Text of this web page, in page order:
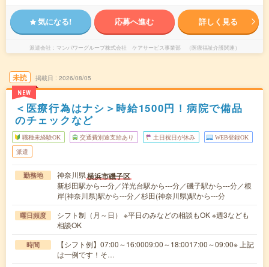
気になる! 応募へ進む 詳しく見る
派遣会社 マンパワーグループ株式会社 ケアサービス事業部 （医療福祉介護関連）
未読
NEW
掲載日 2026/08/05
＜医療行為はナシ＞時給1500円！病院で備品
のチェックなど
職種未経験OK 交通費別途支給あり 土日祝日が休み WEB登録OK
派遣
勤務地 神奈川県横浜市磯子区
新杉田駅から---分／洋光台駅から---分／磯子駅から---分／根
岸(神奈川県)駅から---分／杉田(神奈川県)駅から---分
曜日頻度
シフト制（月～日） ※平日のみなどの相談もOK ※週3なども
相談OK
時間
【シフト例】07:00～16:0009:00～18:0017:00～09:00※ 上記
は一例です！そ…